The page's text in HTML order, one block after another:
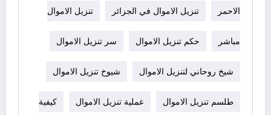
الاحمر تنزيل الاموال في الجزائر تنزيل الاموال
مباشر حكم تنزيل الاموال سر تنزيل الاموال
شيخ روحاني لتنزيل الاموال شيوخ تنزيل الاموال
طلسم تنزيل الاموال عملية تنزيل الاموال كيفية